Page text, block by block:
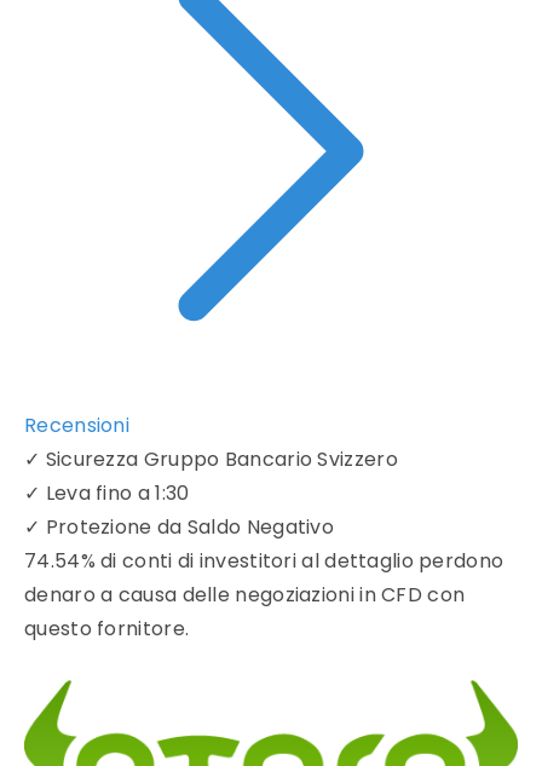
Recensioni
✓ Sicurezza Gruppo Bancario Svizzero
✓ Leva fino a 1:30
✓ Protezione da Saldo Negativo
74.54% di conti di investitori al dettaglio perdono
denaro a causa delle negoziazioni in CFD con
questo fornitore.